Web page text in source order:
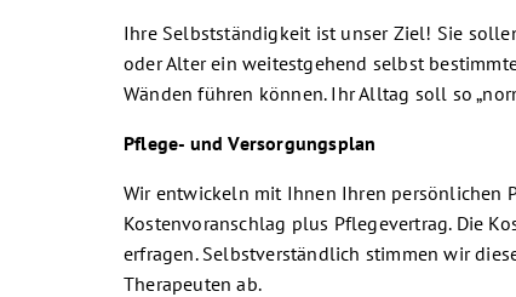
Ihre Selbstständigkeit ist unser Ziel! Sie
oder Alter ein weitestgehend selbst
Wänden führen können. Ihr Alltag soll so
Pflege- und Versorgungsplan
Wir entwickeln mit Ihnen Ihren persönlichen
Kostenvoranschlag plus Pflegevertrag. Die
erfragen. Selbstverständlich stimmen wir
Therapeuten ab.